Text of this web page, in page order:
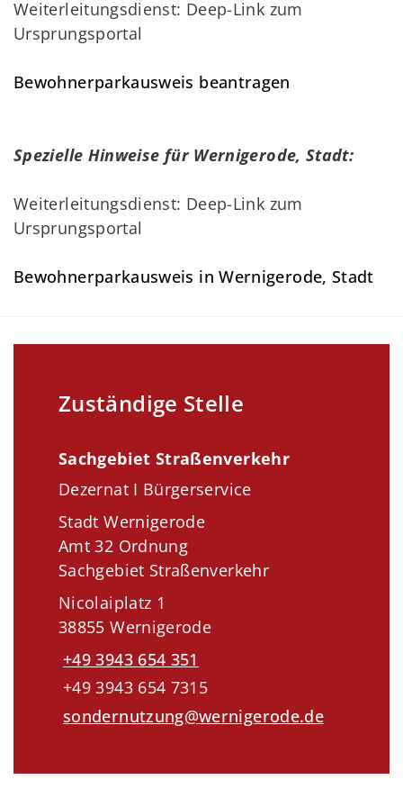
Weiterleitungsdienst: Deep-Link zum
Ursprungsportal
Bewohnerparkausweis beantragen
Spezielle Hinweise für Wernigerode, Stadt:
Weiterleitungsdienst: Deep-Link zum
Ursprungsportal
Bewohnerparkausweis in Wernigerode, Stadt
Zuständige Stelle
Sachgebiet Straßenverkehr
Dezernat I Bürgerservice
Stadt Wernigerode
Amt 32 Ordnung
Sachgebiet Straßenverkehr
Nicolaiplatz 1
38855 Wernigerode
+49 3943 654 351
+49 3943 654 7315
sondernutzung@wernigerode.de